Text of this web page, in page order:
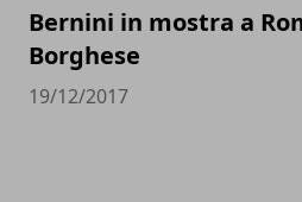
Bernini in mostra a
Borghese
19/12/2017